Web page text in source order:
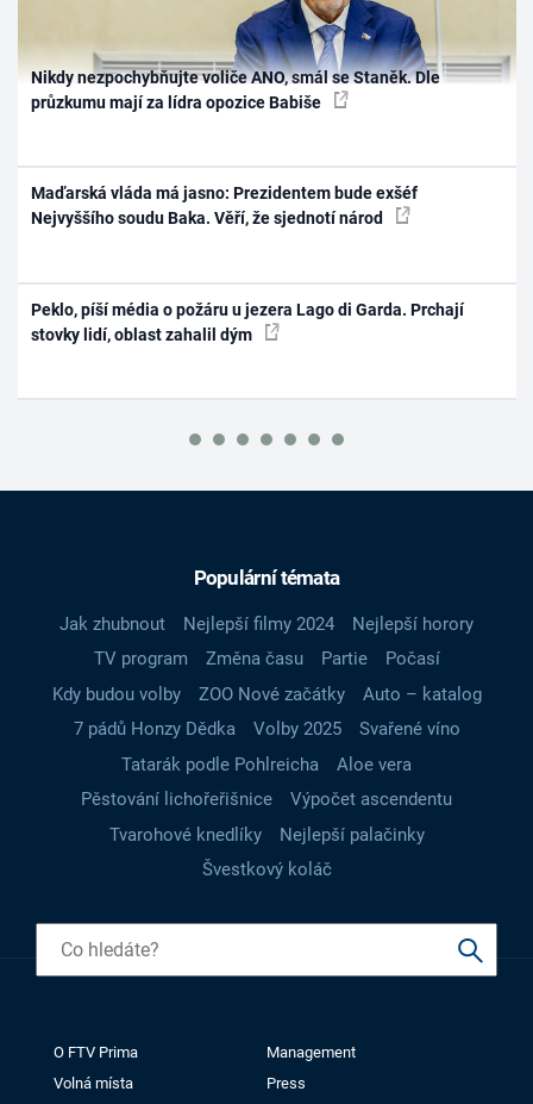
Nikdy nezpochybňujte voliče ANO, smál se Staněk. Dle
průzkumu mají za lídra opozice Babiše
Maďarská vláda má jasno: Prezidentem bude exšéf
Nejvyššího soudu Baka. Věří, že sjednotí národ
Peklo, píší média o požáru u jezera Lago di Garda. Prchají
stovky lidí, oblast zahalil dým
Populární témata
Jak zhubnout Nejlepší filmy 2024
Nejlepší horory
TV program
Změna času Partie
Počasí
Kdy budou volby
ZOO Nové začátky
Auto – katalog
7 pádů Honzy Dědka
Volby 2025
Svařené víno
Tatarák podle Pohlreicha
Aloe vera
Pěstování lichořeřišnice
Výpočet ascendentu
Tvarohové knedlíky
Nejlepší palačinky
Švestkový koláč
O FTV Prima
Management
Volná místa
Press